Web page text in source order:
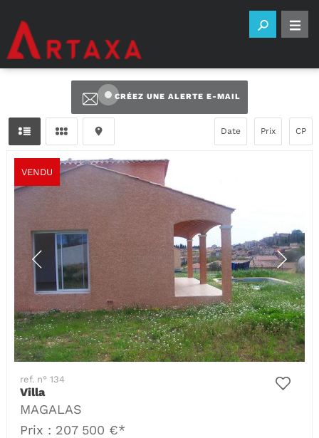
CRÉEZ UNE ALERTE E-MAIL
Date Prix CP
VENDU
ref. n° 134
Villa
MAGALAS
Prix : 207 500 €*